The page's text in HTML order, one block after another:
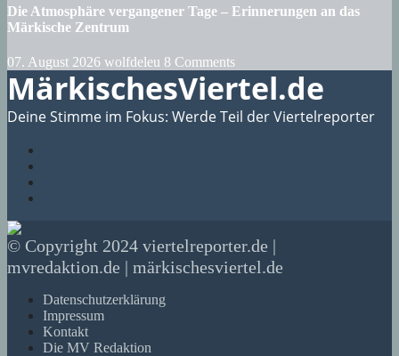
Die Atmosphäre vergangener Tage – Erinnerungen an das
Märkische Zentrum
07. August 2026 wolfdeleu 8 Comments
MärkischesViertel.de
Deine Stimme im Fokus: Werde Teil der Viertelreporter
© Copyright 2024 viertelreporter.de |
mvredaktion.de | märkischesviertel.de
Datenschutzerklärung
Impressum
Kontakt
Die MV Redaktion